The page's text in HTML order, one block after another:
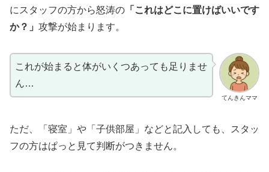
にスタッフの方から怒涛の 「これはどこに置けばいいです
か？」 攻撃が始まります。
てんきんママ
これが始まると体がいくつあっても足りませ
ん…
ただ、「寝室」や「子供部屋」などと記入しても、スタッ
フの方はぱっと見て判断がつきません。